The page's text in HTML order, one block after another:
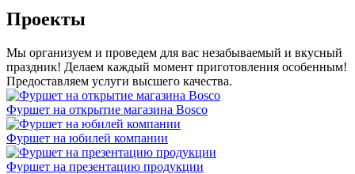
Проекты
Мы организуем и проведем для вас незабываемый и вкусный
праздник! Делаем каждый момент приготовления особенным!
Предоставляем услуги высшего качества.
Фуршет на открытие магазина Bosco
Фуршет на юбилей компании
Фуршет на презентацию продукции